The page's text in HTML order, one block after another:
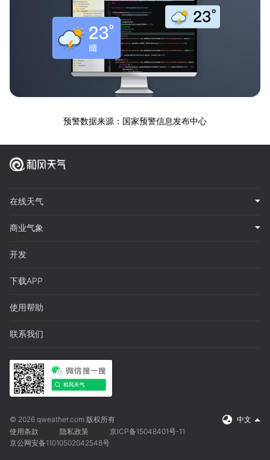
预警数据来源：国家预警信息发布中心
在线天气
商业气象
开发
下载APP
使用帮助
联系我们
© 2026 qweather.com 版权所有
中文
使用条款
隐私政策
京ICP备15048401号-11
京公网安备11010502042548号